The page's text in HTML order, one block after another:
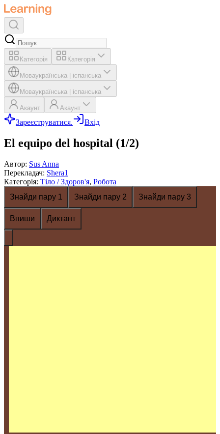
Категорія Категорія
Моваукраїнська іспанська
Моваукраїнська іспанська
Акаунт Акаунт
Зареєструватися. Вхід
El equipo del hospital (1/2)
Автор: Sus Anna
Перекладач: Shera1
Категорія: Тіло / Здоров'я, Робота
Знайди пару 1
Знайди пару 2 Знайди пару 3
Впиши Диктант